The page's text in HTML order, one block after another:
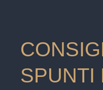
SPUNTI